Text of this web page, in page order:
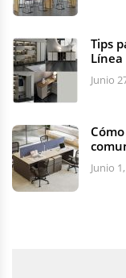
Tips
Línea
Junio
Junio